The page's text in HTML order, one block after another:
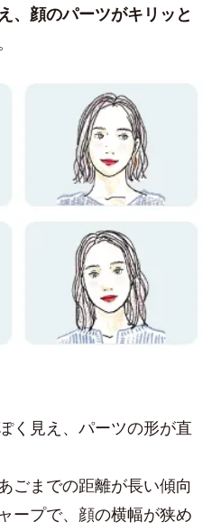
、顔のパーツがキリッと
く見え、パーツの形が直
ごまでの距離が長い傾向
ープで、顔の横幅が狭め